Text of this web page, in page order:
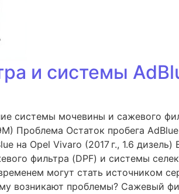
и системы
системы мочевины и сажевого
Проблема Остаток пробега
на Opel Vivaro (2017 г., 1.6
фильтра (DPF) и системы
могут стать источником
возникают проблемы? Сажевый